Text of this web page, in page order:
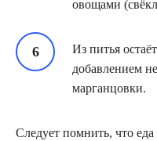
овощами
Из питья
добавлением
марганцовки.
Следует помнить, что